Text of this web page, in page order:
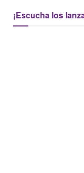
¡Escucha los